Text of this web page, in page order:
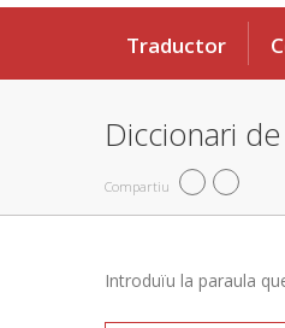
Traductor
Diccionari
Compartiu
Introduïu la paraula